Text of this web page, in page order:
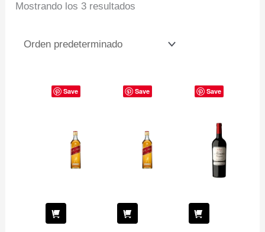
Mostrando los 3 resultados
Save Save Save